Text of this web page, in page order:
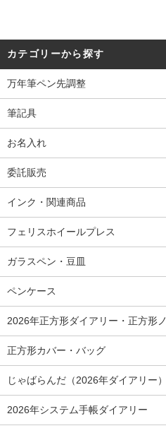
カテゴリーから探す
万年筆ペン先調整
筆記具
お名入れ
委託販売
インク・関連商品
フェリスホイールプレス
ガラスペン・豆皿
ペンケース
2026年正方形ダイアリー・正方形
正方形カバー・バッグ
じゃばらんだ（2026年ダイアリー）
2026年システム手帳ダイアリー